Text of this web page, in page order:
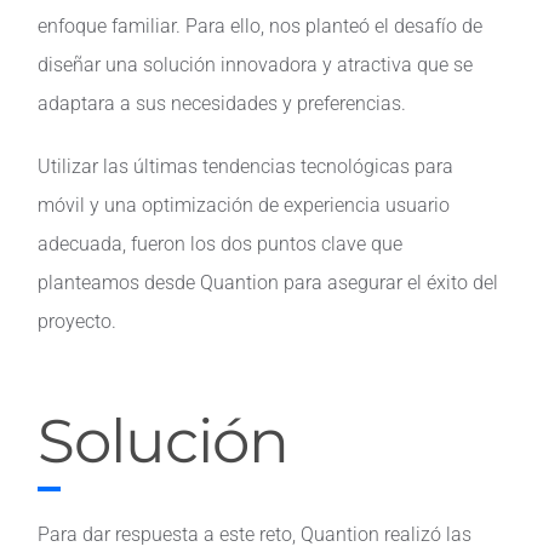
enfoque familiar. Para ello, nos planteó el desafío de
diseñar una solución innovadora y atractiva que se
adaptara a sus necesidades y preferencias.
Utilizar las últimas tendencias tecnológicas para
móvil y una optimización de experiencia usuario
adecuada, fueron los dos puntos clave que
planteamos desde Quantion para asegurar el éxito del
proyecto.
Solución
Para dar respuesta a este reto, Quantion realizó las